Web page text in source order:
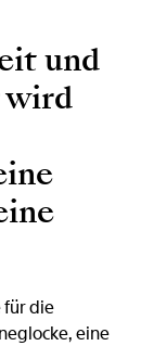
und
wird
für die
eine